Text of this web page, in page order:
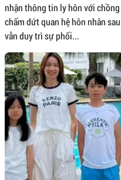
nhận thông tin ly hôn với
chấm dứt quan hệ hôn nhân
vẫn duy trì sự phối...